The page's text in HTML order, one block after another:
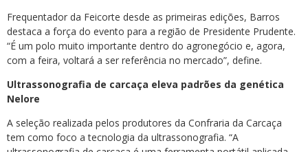
Frequentador da Feicorte desde as primeiras edições, Barros
destaca a força do evento para a região de Presidente Prudente.
“É um polo muito importante dentro do agronegócio e, agora,
com a feira, voltará a ser referência no mercado”, define.
Ultrassonografia de carcaça eleva padrões da genética
Nelore
A seleção realizada pelos produtores da Confraria da Carcaça
tem como foco a tecnologia da ultrassonografia. “A